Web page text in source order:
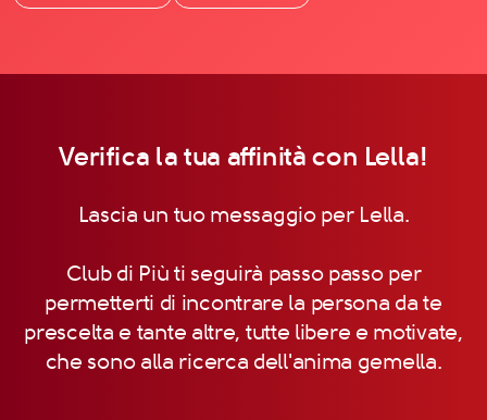
Verifica la tua affinità con Lella!
Lascia un tuo messaggio per Lella.
Club di Più ti seguirà passo passo per
permetterti di incontrare la persona da te
prescelta e tante altre, tutte libere e motivate,
che sono alla ricerca dell'anima gemella.